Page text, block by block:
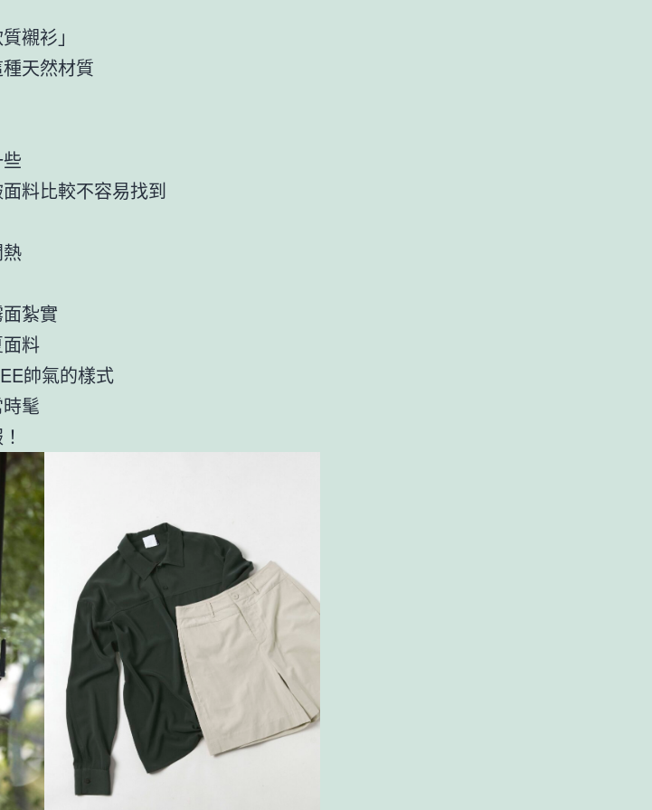
襯衫」
天然材質
料比較不容易找到
紮實
料
帥氣的樣式
髦